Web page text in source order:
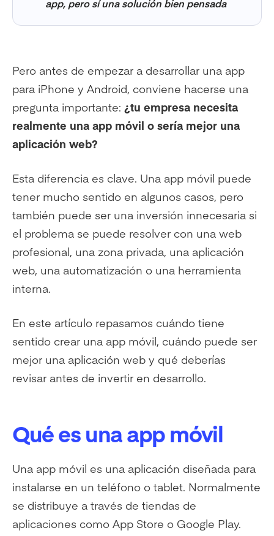
app, pero sí una solución bien pensada
Pero antes de empezar a desarrollar una app
para iPhone y Android, conviene hacerse una
pregunta importante: ¿tu empresa necesita
realmente una app móvil o sería mejor una
aplicación web?
Esta diferencia es clave. Una app móvil puede
tener mucho sentido en algunos casos, pero
también puede ser una inversión innecesaria si
el problema se puede resolver con una web
profesional, una zona privada, una aplicación
web, una automatización o una herramienta
interna.
En este artículo repasamos cuándo tiene
sentido crear una app móvil, cuándo puede ser
mejor una aplicación web y qué deberías
revisar antes de invertir en desarrollo.
Qué es una app móvil
Una app móvil es una aplicación diseñada para
instalarse en un teléfono o tablet. Normalmente
se distribuye a través de tiendas de
aplicaciones como App Store o Google Play.